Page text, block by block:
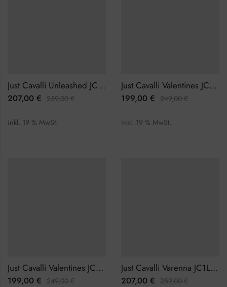
Just Cavalli Unleashed JC1L266M0065 Damenuhr
207,00 € 259,00€
inkl. 19 % MwSt.
Just Cavalli Valentines JC1L315M0055 Damenuhr
199,00 € 249,00€
inkl. 19 % MwSt.
Just Cavalli Valentines JC1L315M0065 Damenuhr
199,00 € 249,00€
Just Cavalli Varenna JC1L273M0045 Damenuhr
207,00 € 259,00€